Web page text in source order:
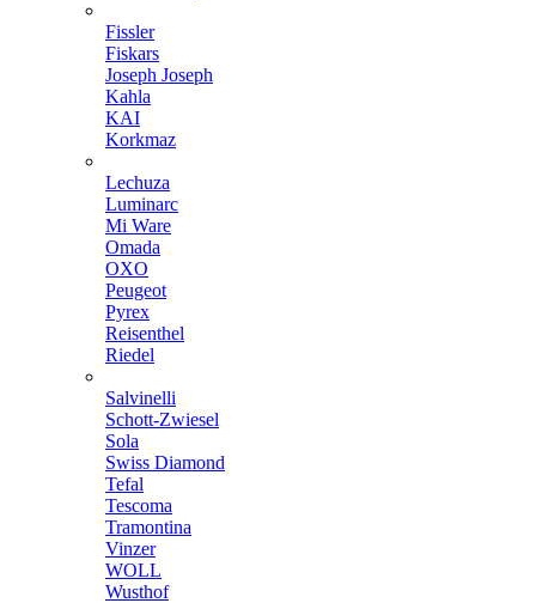
Fissler
Fiskars
Joseph Joseph
Kahla
KAI
Korkmaz
Lechuza
Luminarc
Mi Ware
Omada
OXO
Peugeot
Pyrex
Reisenthel
Riedel
Salvinelli
Schott-Zwiesel
Sola
Swiss Diamond
Tefal
Tescoma
Tramontina
Vinzer
WOLL
Wusthof